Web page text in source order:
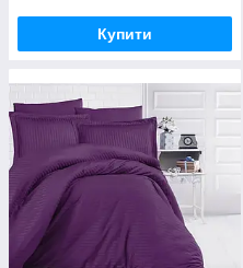
Купити